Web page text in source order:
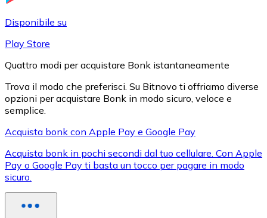
XRP
XRP
Disponibile su
Play Store
Quattro modi per acquistare Bonk istantaneamente
Trova il modo che preferisci. Su Bitnovo ti offriamo diverse
opzioni per acquistare Bonk in modo sicuro, veloce e
semplice.
Acquista bonk con Apple Pay e Google Pay
Acquista bonk in pochi secondi dal tuo cellulare. Con Apple
Pay o Google Pay ti basta un tocco per pagare in modo
sicuro.